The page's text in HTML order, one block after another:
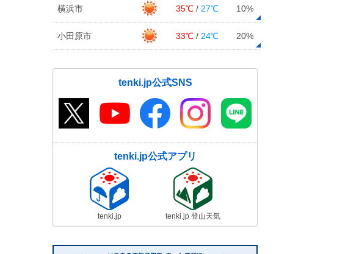
横浜市 35℃ / 27℃ 10%
小田原市 33℃ / 24℃ 20%
tenki.jp公式SNS
tenki.jp公式アプリ
tenki.jp tenki.jp 登山天気